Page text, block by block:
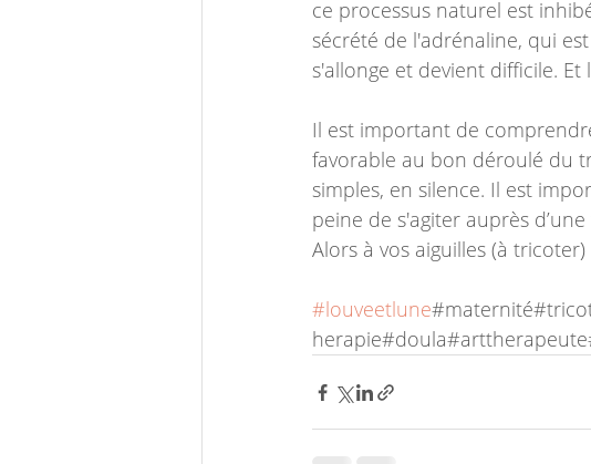
ce processus naturel est
sécrété de l'adrénaline, qui
s'allonge et devient difficile.
Il est important de
favorable au bon déroulé du
simples, en silence. Il est
peine de s'agiter auprès
Alors à vos aiguilles (à tricoter)
#louveetlune